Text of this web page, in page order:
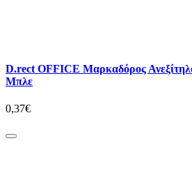
D.rect OFFICE Μαρκαδόρος
Μπλε
0,37€